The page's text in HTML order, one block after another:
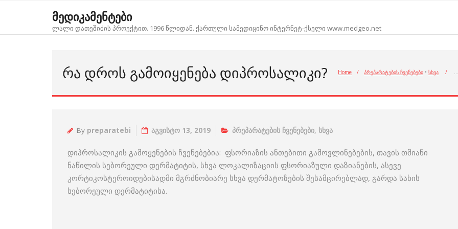
მედიკამენტები
ლალი დათეშიძის პროექტით. 1996 წლიდან. ქართული სამედიცინო ინტერნეტ-ქსელი www.medgeo.net
ᲠᲐ ᲓᲠᲝᲡ ᲒᲐᲛᲝᲘᲧᲔᲜᲔᲑᲐ ᲓᲘᲞᲠᲝᲡᲐᲚᲘᲙᲘ? Home / პრეპარატების ჩვენებები • სხვა / …
By preparatebi აგვისტო 13, 2019 პრეპარატების ჩვენებები, სხვა
დიპროსალიკის გამოყენების ჩვენებებია: ფსორიაზის ანთებითი გამოვლინებების, თავის თმიანი
ნაწილის სებორეული დერმატიტის, სხვა ლოკალიზაციის ფსორიაზული დაზიანების, ასევე
კორტიკოსტეროიდებისადმი მგრძნობიარე სხვა დერმატოზების შესამცირებლად, გარდა სახის
სებორეული დერმატიტისა.